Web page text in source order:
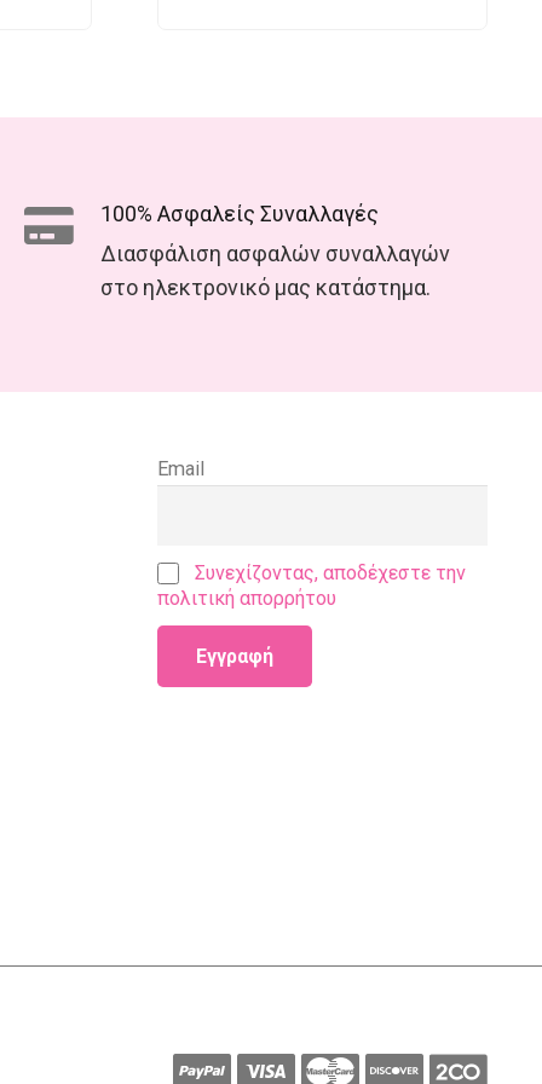
100% Ασφαλείς Συναλλαγές
Διασφάλιση ασφαλών συναλλαγών
στο ηλεκτρονικό μας κατάστημα.
Email
Συνεχίζοντας, αποδέχεστε την
πολιτική απορρήτου